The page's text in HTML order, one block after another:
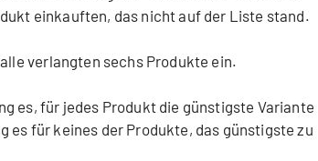
einkauften, das nicht auf der Liste stand.
verlangten sechs Produkte ein.
es, für jedes Produkt die günstigste Variante
es für keines der Produkte, das günstigste zu